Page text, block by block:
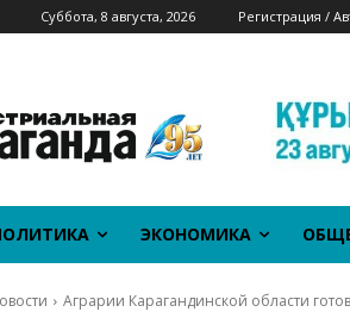
Суббота, 8 августа, 2026 Регистрация /
ЭКОНОМИКА
Аграрии Карагандинской области